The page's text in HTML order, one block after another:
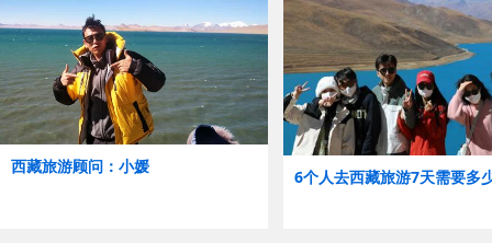
西藏旅游顾问：小媛
6个人去西藏旅游7天需要多